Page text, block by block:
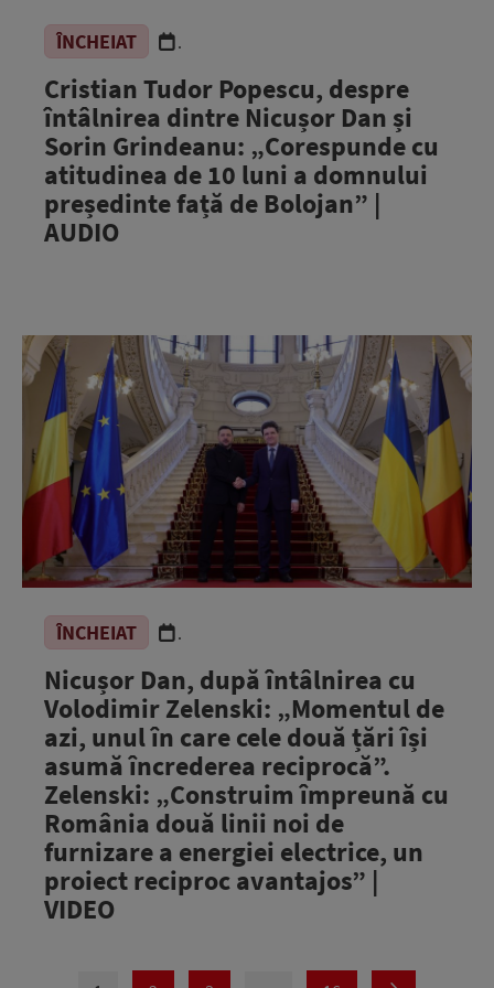
ÎNCHEIAT .
Cristian Tudor Popescu, despre
întâlnirea dintre Nicușor Dan și
Sorin Grindeanu: „Corespunde cu
atitudinea de 10 luni a domnului
președinte față de Bolojan” |
AUDIO
ÎNCHEIAT .
Nicușor Dan, după întâlnirea cu
Volodimir Zelenski: „Momentul de
azi, unul în care cele două țări își
asumă încrederea reciprocă”.
Zelenski: „Construim împreună cu
România două linii noi de
furnizare a energiei electrice, un
proiect reciproc avantajos” |
VIDEO